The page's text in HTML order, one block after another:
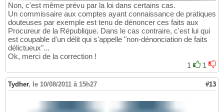
Non, c'est même prévu par la loi dans certains cas.
Un commissaire aux comptes ayant connaissance de pratiques
douteuses par exemple est tenu de dénoncer ces faits aux
Procureur de la République. Dans le cas contraire, c'est lui qui
est coupable d'un délit qui s'appelle "non-dénonciation de faits
délictueux"...
Ok, merci de la correction !
1
1
Tydher, le 10/08/2011 à 15h27 #13